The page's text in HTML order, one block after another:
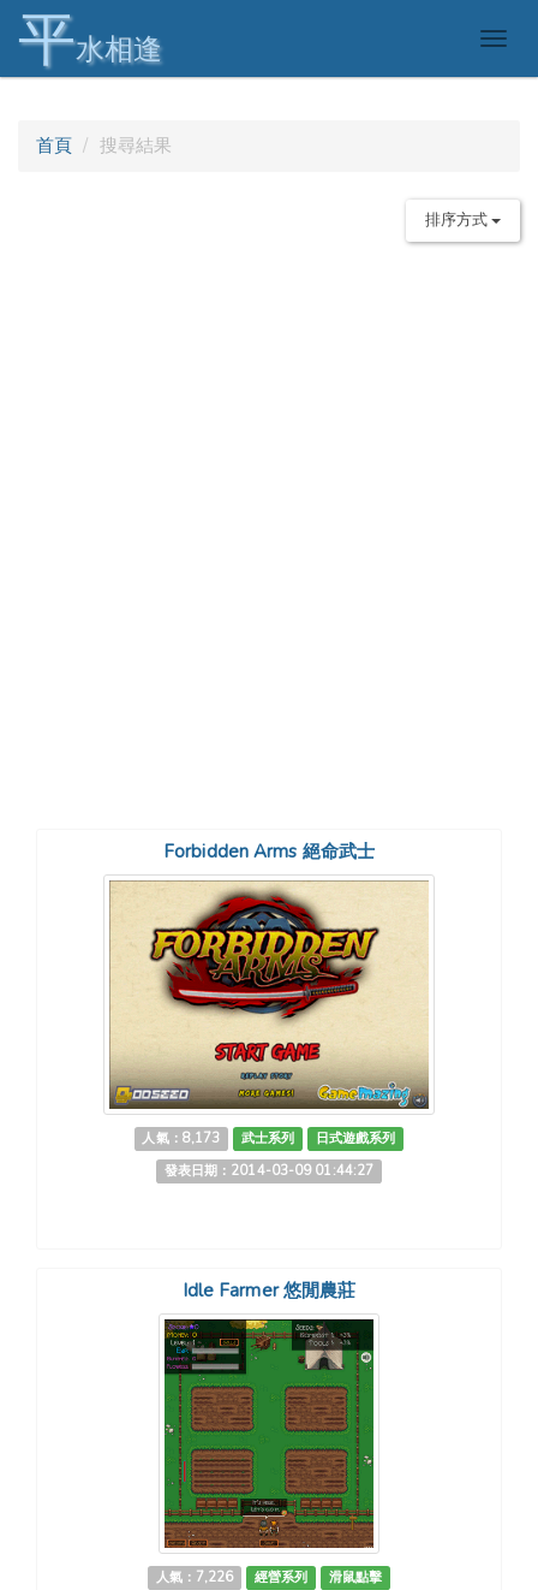
平水相逢
首頁 搜尋結果
排序方式
Forbidden Arms 絕命武士
人氣：8,173 武士系列
日式遊戲系列
發表日期：2014-03-09 01:44:27
Idle Farmer 悠閒農莊
人氣：7,226 經營系列
滑鼠點擊